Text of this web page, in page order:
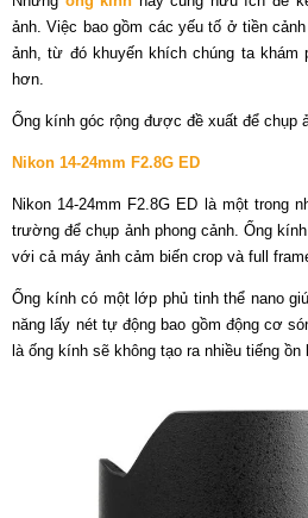
ảnh. Việc bao gồm các yếu tố ở tiền
ảnh, từ đó khuyến khích chúng ta khám
hơn.
Ống kính góc rộng được đề xuất để chụp
Nikon 14-24mm F2.8G ED
Nikon 14-24mm F2.8G ED là một trong
trường để chụp ảnh phong cảnh. Ống
với cả máy ảnh cảm biến crop và full
Ống kính có một lớp phủ tinh thể nano
năng lấy nét tự động bao gồm động cơ
là ống kính sẽ không tạo ra nhiều tiếng